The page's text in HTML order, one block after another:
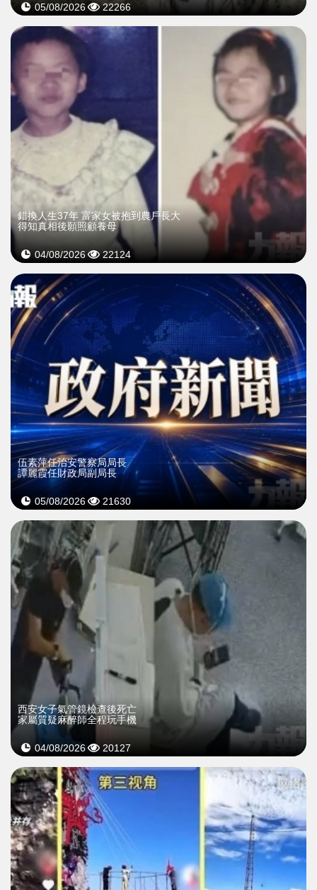
05/08/2026 22266
錯換人生37年 富家女被抱到農戶長大
得知真相後願照顧養母
04/08/2026 22124
伍素萍任治安警察局局長
譚麗霞任財政局副局長
05/08/2026 21630
西安女子氣管鏡檢查後死亡
家屬質疑麻醉師全程玩手機
04/08/2026 20127